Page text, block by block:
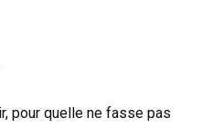
pour quelle ne fasse pas